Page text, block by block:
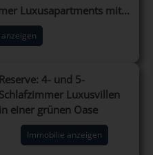
Luxusapartments mit...
Reserve: 4- und 5-
Schlafzimmer Luxusvillen
in einer grünen Oase
Immobilie anzeigen